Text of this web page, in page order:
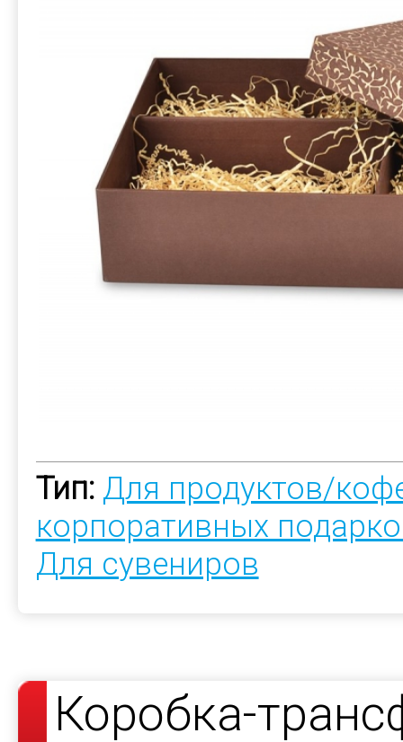
Тип: Для продуктов/
корпоративных
Для сувениров
Коробка-